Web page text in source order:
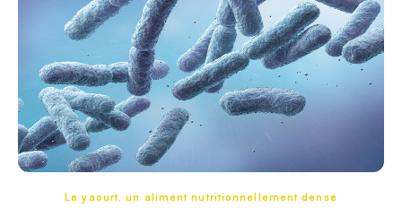
Le yaourt, un aliment nutritionnellement dense